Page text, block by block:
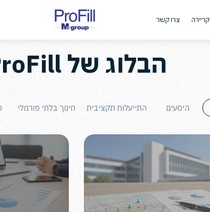
קריירה צרו קשר
הבלוג של ProFill
היסעים התייעלות תקציבית חינוך בלתי פורמלי